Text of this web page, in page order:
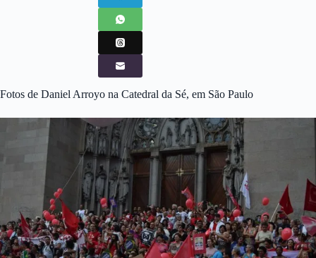
Fotos de Daniel Arroyo na Catedral da Sé, em São Paulo